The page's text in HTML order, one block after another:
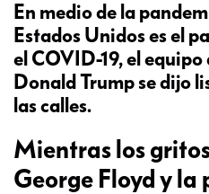
En medio de la
Estados Unidos es el
el COVID-19, el equipo
Donald Trump se dijo
las calles.
Mientras los
George Floyd y la